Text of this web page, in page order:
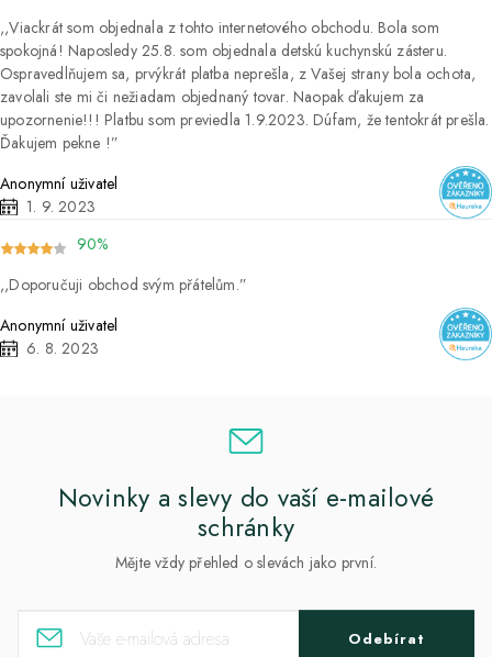
Viackrát som objednala z tohto internetového obchodu. Bola som
spokojná! Naposledy 25.8. som objednala detskú kuchynskú zásteru.
Ospravedlňujem sa, prvýkrát platba neprešla, z Vašej strany bola ochota,
zavolali ste mi či nežiadam objednaný tovar. Naopak ďakujem za
upozornenie!!! Platbu som previedla 1.9.2023. Dúfam, že tentokrát prešla.
Ďakujem pekne !
Anonymní uživatel
1. 9. 2023
90%
Doporučuji obchod svým přátelům.
Anonymní uživatel
6. 8. 2023
Novinky a slevy do vaší e-mailové
schránky
Mějte vždy přehled o slevách jako první.
Odebírat